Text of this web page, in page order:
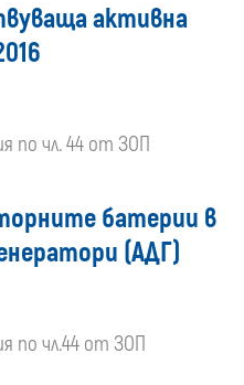
активна
по чл. 44 от ЗОП
батерии в
(АДГ)
по чл.44 от ЗОП